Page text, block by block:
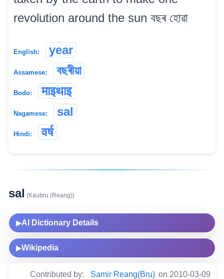
revolution around the sun বছৰ হোৱা
English: year
Assamese: বছৰীয়া
Bodo: माइथाइ
Nagamese: sal
Hindi: वर्ष
sal (Kaubru (Reang))
▶AI Dictionary Details
▶Wikipedia
Contributed by: Samir Reang(Bru) on 2010-03-09